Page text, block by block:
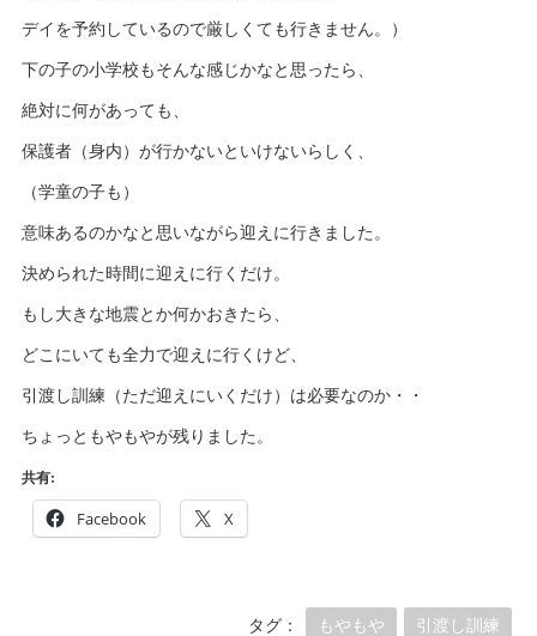
デイを予約しているので厳しくても行きません。）
下の子の小学校もそんな感じかなと思ったら、
絶対に何があっても、
保護者（身内）が行かないといけないらしく、
（学童の子も）
意味あるのかなと思いながら迎えに行きました。
決められた時間に迎えに行くだけ。
もし大きな地震とか何かおきたら、
どこにいても全力で迎えに行くけど、
引渡し訓練（ただ迎えにいくだけ）は必要なのか・・
ちょっともやもやが残りました。
共有:
Facebook X
タグ： もやもや 引渡し訓練